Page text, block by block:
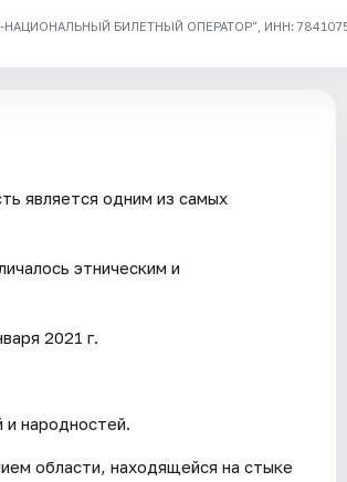
БИЛЕТНЫЙ ОПЕРАТОР", ИНН:
является одним из самых
этническим и
2021 г.
и народностей.
области, находящейся на стыке